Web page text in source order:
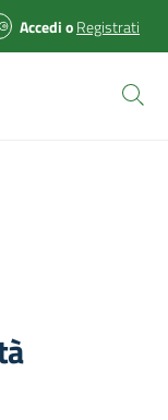
AccedioRegistrati